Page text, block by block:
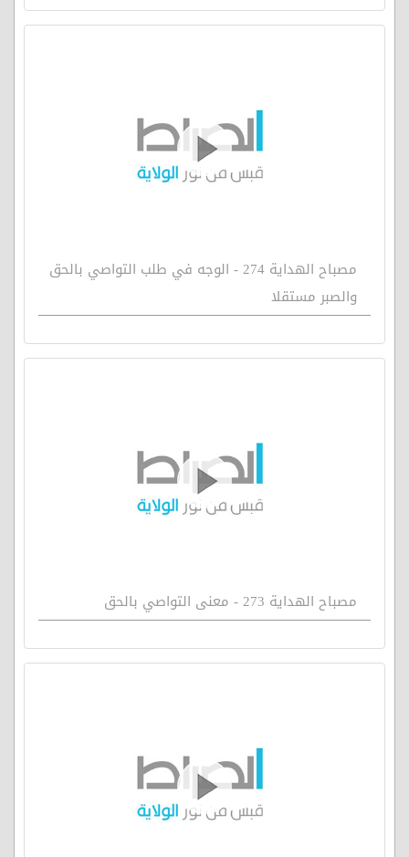
مصباح الهداية 274 - الوجه في طلب التواصي بالحق
والصبر مستقلا
مصباح الهداية 273 - معنى التواصي بالحق